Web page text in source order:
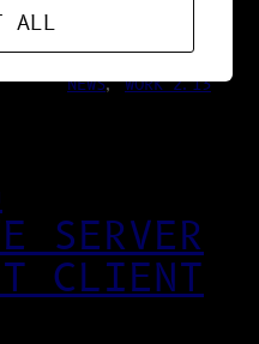
NEWS, WORK 2.13
SERVER
CLIENT
ALL